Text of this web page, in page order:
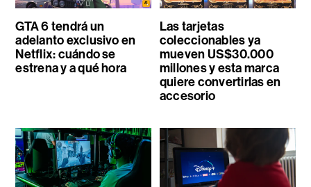
GTA 6 tendrá un
adelanto exclusivo en
Netflix: cuándo se
estrena y a qué hora
Las tarjetas
coleccionables ya
mueven US$30.000
millones y esta marca
quiere convertirlas en
accesorio